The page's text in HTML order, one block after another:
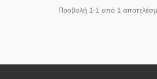
Προβολή 1-1 από 1